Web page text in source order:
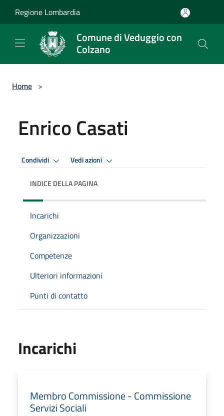
Regione Lombardia
Comune di Veduggio con
Colzano
Home >
Enrico Casati
Condividi Vedi azioni
INDICE DELLA PAGINA
Incarichi
Organizzazioni
Competenze
Ulteriori informazioni
Punti di contatto
Incarichi
Membro Commissione - Commissione
Servizi Sociali